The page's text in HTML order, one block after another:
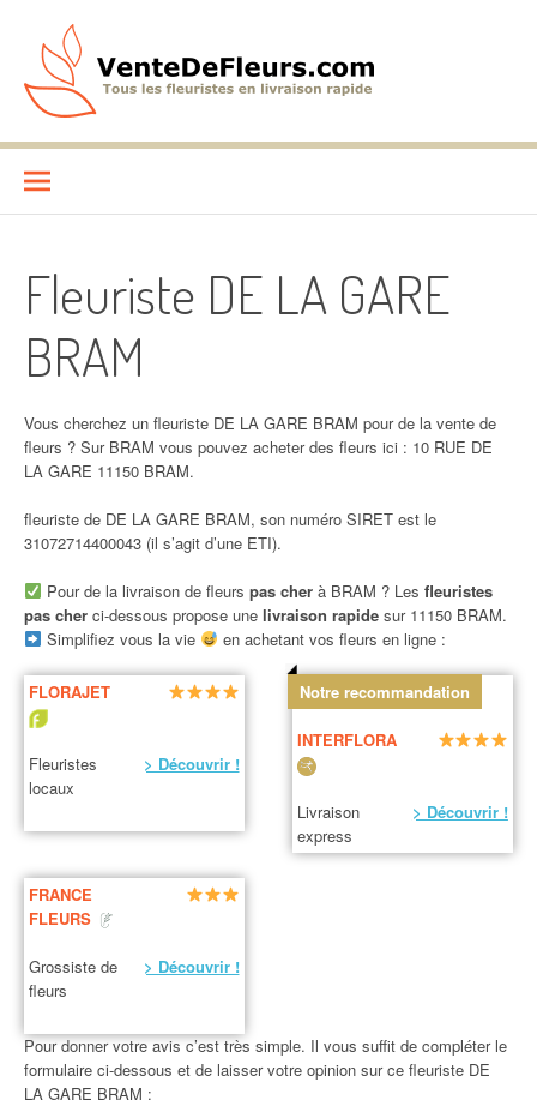
contenu
VenteDeFleurs.com
Fleuriste DE LA GARE
BRAM
Vous cherchez un fleuriste DE LA GARE BRAM pour de la vente de
fleurs ? Sur BRAM vous pouvez acheter des fleurs ici : 10 RUE DE
LA GARE 11150 BRAM.
fleuriste de DE LA GARE BRAM, son numéro SIRET est le
31072714400043 (il s’agit d’une ETI).
Pour de la livraison de fleurs pas cherà BRAM ? Les fleuristes
pas cher ci-dessous propose une livraison rapide sur 11150 BRAM.
Simplifiez vous la vie
en achetant vos fleurs en ligne :
FLORAJET
Fleuristes
locaux
> Découvrir !
Notre recommandation
INTERFLORA
Livraison
express
> Découvrir !
FRANCE
FLEURS
Grossiste de
fleurs
> Découvrir !
Pour donner votre avis c’est très simple. Il vous suffit de compléter le
formulaire ci-dessous et de laisser votre opinion sur ce fleuriste DE
LA GARE BRAM :